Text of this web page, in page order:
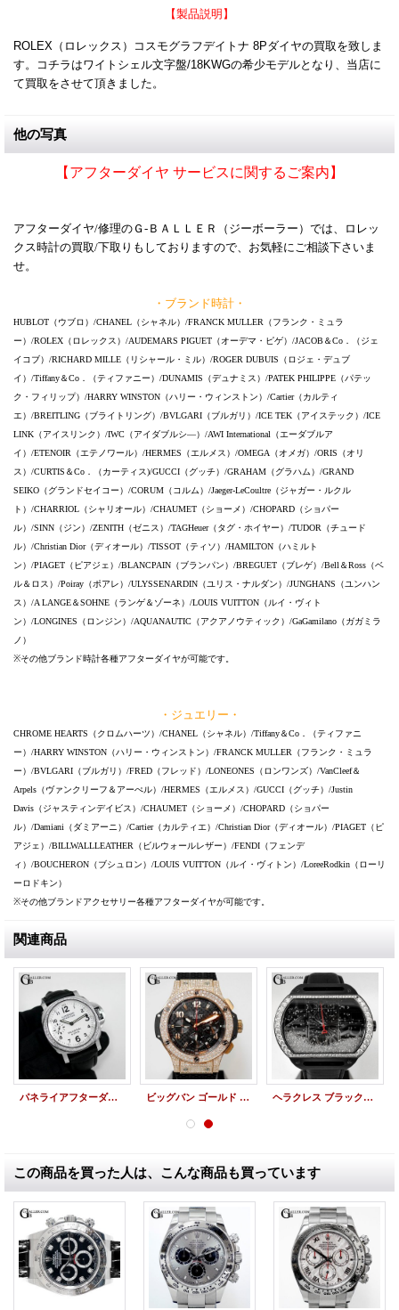
【製品説明】
ROLEX（ロレックス）コスモグラフデイトナ 8Pダイヤの買取を致しま
す。コチラはワイトシェル文字盤/18KWGの希少モデルとなり、当店に
て買取をさせて頂きました。
他の写真
【アフターダイヤ サービスに関するご案内】
アフターダイヤ/修理のＧ-ＢＡＬＬＥＲ（ジーボーラー）では、ロレッ
クス時計の買取/下取りもしておりますので、お気軽にご相談下さいま
せ。
・ブランド時計・
HUBLOT（ウブロ）/CHANEL（シャネル）/FRANCK MULLER（フランク・ミュラ
ー）/ROLEX（ロレックス）/AUDEMARS PIGUET（オーデマ・ピゲ）/JACOB＆Co．（ジェ
イコブ）/RICHARD MILLE（リシャール・ミル）/ROGER DUBUIS（ロジェ・デュブ
イ）/Tiffany＆Co．（ティファニー）/DUNAMIS（デュナミス）/PATEK PHILIPPE（パテッ
ク・フィリップ）/HARRY WINSTON（ハリー・ウィンストン）/Cartier（カルティ
エ）/BREITLING（ブライトリング）/BVLGARI（ブルガリ）/ICE TEK（アイステック）/ICE
LINK（アイスリンク）/IWC（アイダブルシ―）/AWI International（エーダブルア
イ）/ETENOIR（エテノワール）/HERMES（エルメス）/OMEGA（オメガ）/ORIS（オリ
ス）/CURTIS＆Co．（カーティス)/GUCCI（グッチ）/GRAHAM（グラハム）/GRAND
SEIKO（グランドセイコー）/CORUM（コルム）/Jaeger-LeCoultre（ジャガー・ルクル
ト）/CHARRIOL（シャリオール）/CHAUMET（ショーメ）/CHOPARD（ショパー
ル）/SINN（ジン）/ZENITH（ゼニス）/TAGHeuer（タグ・ホイヤー）/TUDOR（チュード
ル）/Christian Dior（ディオール）/TISSOT（ティソ）/HAMILTON（ハミルト
ン）/PIAGET（ピアジェ）/BLANCPAIN（ブランパン）/BREGUET（ブレゲ）/Bell＆Ross（ベ
ル＆ロス）/Poiray（ポアレ）/ULYSSENARDIN（ユリス・ナルダン）/JUNGHANS（ユンハン
ス）/A LANGE＆SOHNE（ランゲ＆ゾーネ）/LOUIS VUITTON（ルイ・ヴィト
ン）/LONGINES（ロンジン）/AQUANAUTIC（アクアノウティック）/GaGamilano（ガガミラ
ノ）
※その他ブランド時計各種アフターダイヤが可能です。
・ジュエリー・
CHROME HEARTS（クロムハーツ）/CHANEL（シャネル）/Tiffany＆Co．（ティファニ
ー）/HARRY WINSTON（ハリー・ウィンストン）/FRANCK MULLER（フランク・ミュラ
ー）/BVLGARI（ブルガリ）/FRED（フレッド）/LONEONES（ロンワンズ）/VanCleef＆
Arpels（ヴァンクリーフ＆アーぺル）/HERMES（エルメス）/GUCCI（グッチ）/Justin
Davis（ジャスティンデイビス）/CHAUMET（ショーメ）/CHOPARD（ショパー
ル）/Damiani（ダミアーニ）/Cartier（カルティエ）/Christian Dior（ディオール）/PIAGET（ピ
アジェ）/BILLWALLLEATHER（ビルウォールレザー）/FENDI（フェンデ
ィ）/BOUCHERON（ブシュロン）/LOUIS VUITTON（ルイ・ヴィトン）/LoreeRodkin（ローリ
ーロドキン）
※その他ブランドアクセサリー各種アフターダイヤが可能です。
関連商品
パネライアフターダイヤ ルミノールマリーナ PAM00563 PANERAI時計 ビッグバン ゴールド 301.PB.131.RX ウブロアフターダイヤ ヘラクレス ブラックPVD HE-B12 DUNAMIS アフターダイヤ
この商品を買った人は、こんな商品も買っています